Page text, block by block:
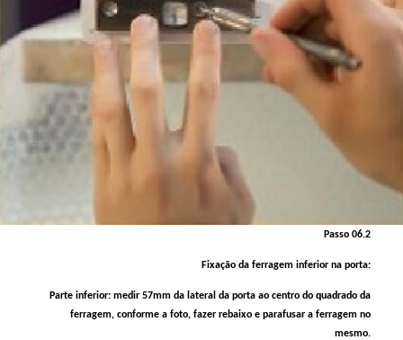
Passo 06.2
Fixação da ferragem inferior na porta:
Parte inferior: medir 57mm da lateral da porta ao centro do quadrado da
ferragem, conforme a foto, fazer rebaixo e parafusar a ferragem no
mesmo.